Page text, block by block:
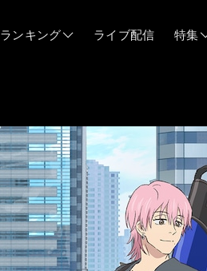
ランキング ライブ配信 特集